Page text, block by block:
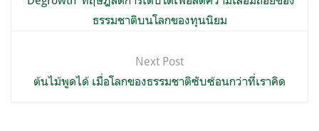
ธรรมชาติบนโลกของทุนนิยม
Next Post
ต้นไม้พูดได้ เมื่อโลกของธรรมชาติซับซ้อนกว่าที่เราคิด